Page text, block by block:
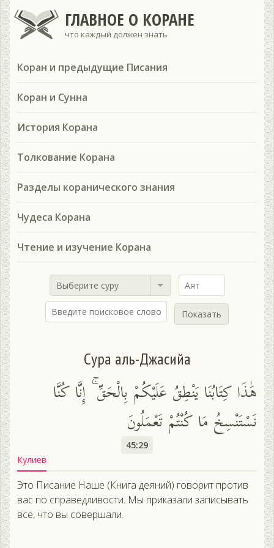
ГЛАВНОЕ О КОРАНЕ
что каждый должен знать
Коран и предыдущие Писания
Коран и Сунна
История Корана
Толкование Корана
Разделы коранического знания
Чудеса Корана
Чтение и изучение Корана
Выберите суру
Показать
Сура аль-Джасийа
هَٰذَا كِتَابُنَا يَنْطِقُ عَلَيْكُمْ بِالْحَقِّ ۚ إِنَّا كُنَّا
نَسْتَنْسِخُ مَا كُنْتُمْ تَعْمَلُونَ
45:29
Кулиев
Это Писание Наше (Книга деяний) говорит против
вас по справедливости. Мы приказали записывать
все, что вы совершали.